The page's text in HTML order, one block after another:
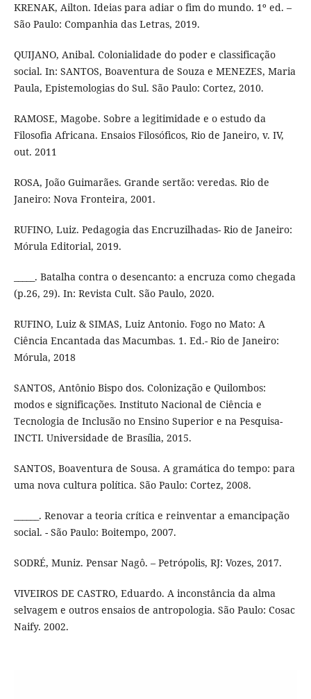
KRENAK, Ailton. Ideias para adiar o fim do mundo. 1º ed. –
São Paulo: Companhia das Letras, 2019.
QUIJANO, Anibal. Colonialidade do poder e classificação
social. In: SANTOS, Boaventura de Souza e MENEZES, Maria
Paula, Epistemologias do Sul. São Paulo: Cortez, 2010.
RAMOSE, Magobe. Sobre a legitimidade e o estudo da
Filosofia Africana. Ensaios Filosóficos, Rio de Janeiro, v. IV,
out. 2011
ROSA, João Guimarães. Grande sertão: veredas. Rio de
Janeiro: Nova Fronteira, 2001.
RUFINO, Luiz. Pedagogia das Encruzilhadas- Rio de Janeiro:
Mórula Editorial, 2019.
_____. Batalha contra o desencanto: a encruza como chegada
(p.26, 29). In: Revista Cult. São Paulo, 2020.
RUFINO, Luiz & SIMAS, Luiz Antonio. Fogo no Mato: A
Ciência Encantada das Macumbas. 1. Ed.- Rio de Janeiro:
Mórula, 2018
SANTOS, Antônio Bispo dos. Colonização e Quilombos:
modos e significações. Instituto Nacional de Ciência e
Tecnologia de Inclusão no Ensino Superior e na Pesquisa-
INCTI. Universidade de Brasília, 2015.
SANTOS, Boaventura de Sousa. A gramática do tempo: para
uma nova cultura política. São Paulo: Cortez, 2008.
______. Renovar a teoria crítica e reinventar a emancipação
social. - São Paulo: Boitempo, 2007.
SODRÉ, Muniz. Pensar Nagô. – Petrópolis, RJ: Vozes, 2017.
VIVEIROS DE CASTRO, Eduardo. A inconstância da alma
selvagem e outros ensaios de antropologia. São Paulo: Cosac
Naify. 2002.